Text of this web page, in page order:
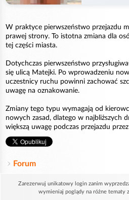
W praktyce pierwszeństwo przejazdu
prawej strony. To istotna zmiana dla
tej części miasta.
Dotychczas pierwszeństwo
się ulicą Matejki. Po wprowadzeniu
uczestnicy ruchu powinni zachować
uwagę na oznakowanie.
Zmiany tego typu wymagają od
nowych zasad, dlatego w najbliższych
większą uwagę podczas przejazdu
Forum
Zarezerwuj unikatowy login zanim
wymieniaj poglądy na różne tematy